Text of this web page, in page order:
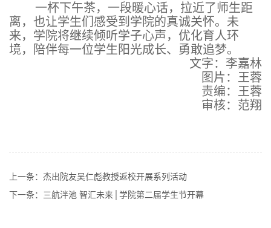
一杯下午茶，一段暖心话，拉近了师生距
离，也让学生们感受到学院的真诚关怀。未
来，学院将继续倾听学子心声，优化育人环
境，陪伴每一位学生阳光成长、勇敢追梦。
文字：李嘉林
图片：王蓉
责编：王蓉
审核：范翔
上一条： 杰出院友吴仁彪教授返校开展系列活动
下一条： 三航泮池 智汇未来│学院第二届学生节开幕